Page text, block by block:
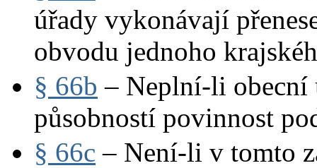
úřady vykonávají
obvodu jednoho
§ 66b – Neplní-li obecní
působností povinnost
§ 66c – Není-li v tomto